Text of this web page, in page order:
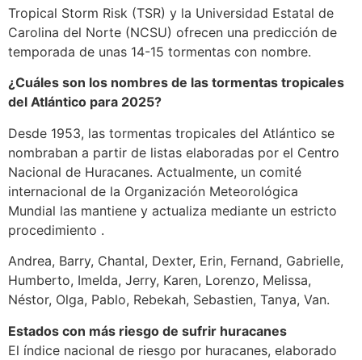
Tropical Storm Risk (TSR) y la Universidad Estatal de
Carolina del Norte (NCSU) ofrecen una predicción de
temporada de unas 14-15 tormentas con nombre.
¿Cuáles son los nombres de las tormentas tropicales
del Atlántico para 2025?
Desde 1953, las tormentas tropicales del Atlántico se
nombraban a partir de listas elaboradas por el Centro
Nacional de Huracanes. Actualmente, un comité
internacional de la Organización Meteorológica
Mundial las mantiene y actualiza mediante un estricto
procedimiento .
Andrea, Barry, Chantal, Dexter, Erin, Fernand, Gabrielle,
Humberto, Imelda, Jerry, Karen, Lorenzo, Melissa,
Néstor, Olga, Pablo, Rebekah, Sebastien, Tanya, Van.
Estados con más riesgo de sufrir huracanes
El índice nacional de riesgo por huracanes, elaborado